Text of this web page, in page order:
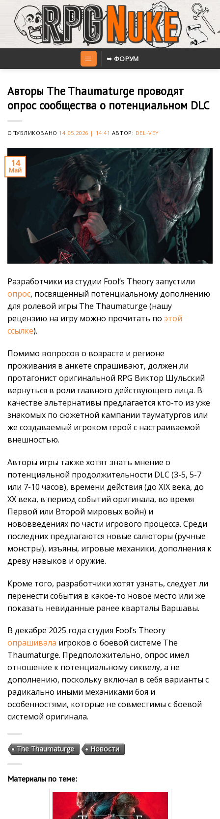
content
➥ ФОРУМ
Авторы The Thaumaturge проводят
опрос сообщества о потенциальном DLC
ОПУБЛИКОВАНО 14.05.2026 | 14:41 АВТОР: DEL-VEY
14
Май
Разработчики из студии Fool’s Theory запустили
опрос, посвящённый потенциальному дополнению
для ролевой игры The Thaumaturge (нашу
рецензию на игру можно прочитать по этой
ссылке).
Помимо вопросов о возрасте и регионе
проживания в анкете спрашивают, должен ли
протагонист оригинальной RPG Виктор Шульский
вернуться в роли главного действующего лица. В
качестве альтернативы предлагается кто-то из уже
знакомых по сюжетной кампании тауматургов или
же создаваемый игроком герой с настраиваемой
внешностью.
Авторы игры также хотят знать мнение о
потенциальной продолжительности DLC (3-5, 5-7
или 7-10 часов), времени действия (до XIX века, до
XX века, в период событий оригинала, во время
Первой или Второй мировых войн) и
нововведениях по части игрового процесса. Среди
последних предлагаются новые салюторы (ручные
монстры), изъяны, игровые механики, дополнения к
древу навыков и оружие.
Кроме того, разработчики хотят узнать, следует ли
перенести события в какое-то новое место или же
показать невиданные ранее кварталы Варшавы.
В декабре 2025 года студия Fool’s Theory
опрашивала игроков о боевой системе The
Thaumaturge. Предположительно, опрос имел
отношение к потенциальному сиквелу, а не
дополнению, поскольку включал в себя варианты с
радикально иными механиками боя и
особенностями, которые не совместимы с боевой
системой оригинала.
The Thaumaturge Новости
Материалы по теме: